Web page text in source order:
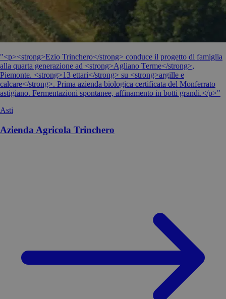
"<p><strong>Ezio Trinchero</strong> conduce il progetto di famiglia
alla quarta generazione ad <strong>Agliano Terme</strong>,
Piemonte. <strong>13 ettari</strong> su <strong>argille e
calcare</strong>. Prima azienda biologica certificata del Monferrato
astigiano. Fermentazioni spontanee, affinamento in botti grandi.</p>"
Asti
Azienda Agricola Trinchero